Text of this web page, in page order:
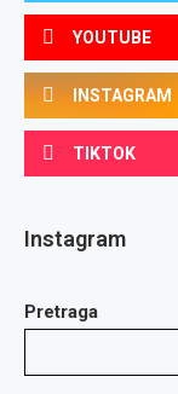
YOUTUBE
INSTAGRAM
TIKTOK
Instagram
Pretraga